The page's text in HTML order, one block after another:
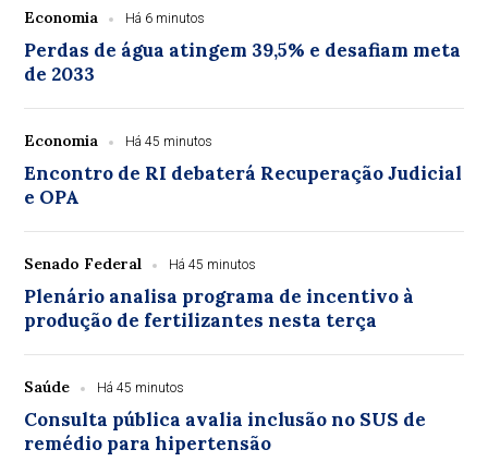
Economia Há 6 minutos
Perdas de água atingem 39,5% e desafiam meta
de 2033
Economia Há 45 minutos
Encontro de RI debaterá Recuperação Judicial
e OPA
Senado Federal Há 45 minutos
Plenário analisa programa de incentivo à
produção de fertilizantes nesta terça
Saúde Há 45 minutos
Consulta pública avalia inclusão no SUS de
remédio para hipertensão